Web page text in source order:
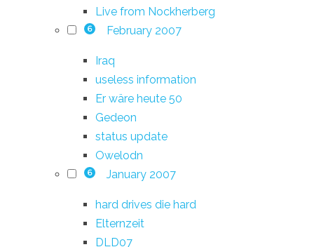
Live from Nockherberg
6 February 2007
Iraq
useless information
Er wäre heute 50
Gedeon
status update
Owelodn
6 January 2007
hard drives die hard
Elternzeit
DLD07